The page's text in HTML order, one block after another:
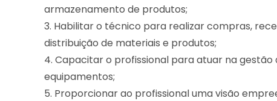
armazenamento de produtos;
Habilitar o técnico para realizar compras,
distribuição de materiais e produtos;
Capacitar o profissional para atuar na
equipamentos;
Proporcionar ao profissional uma visão